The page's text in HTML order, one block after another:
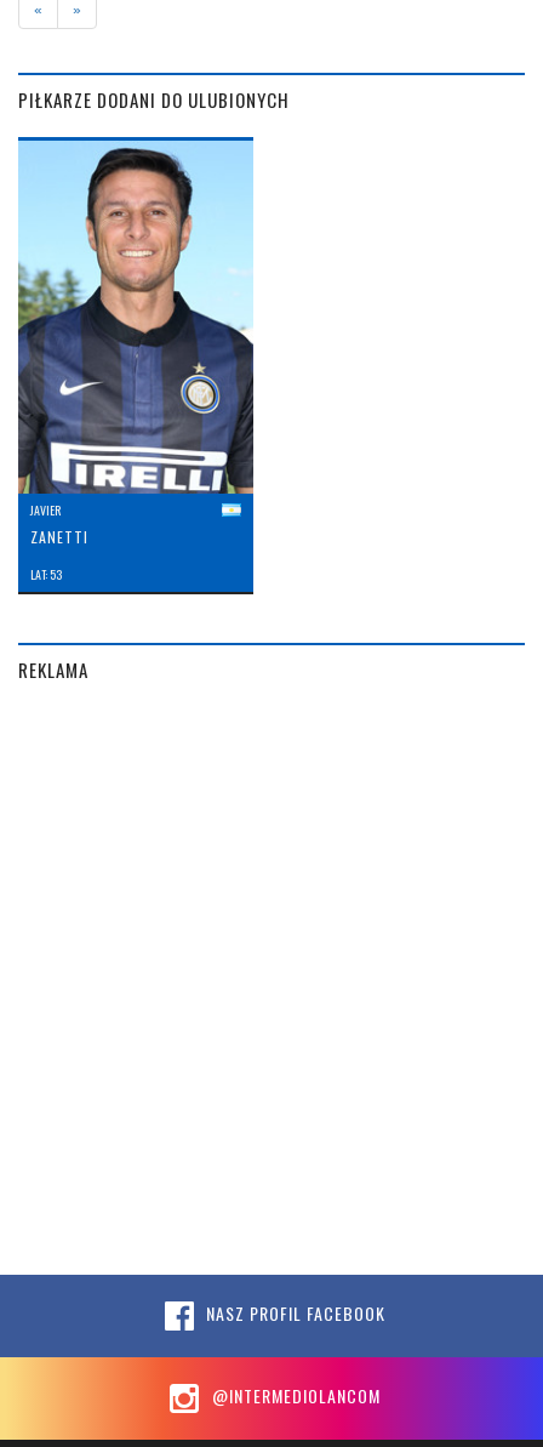
« »
PIŁKARZE DODANI DO ULUBIONYCH
JAVIER
ZANETTI
LAT: 53
REKLAMA
NASZ PROFIL FACEBOOK
@INTERMEDIOLANCOM